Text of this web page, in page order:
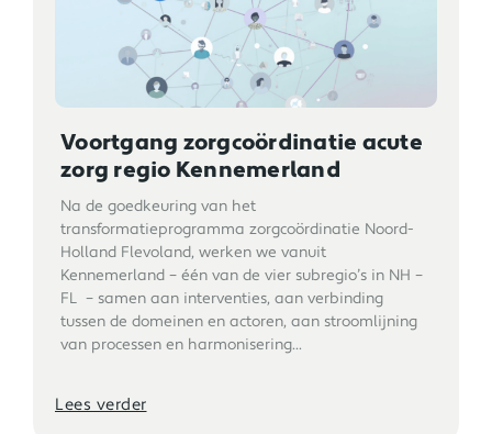
Voortgang zorgcoördinatie acute
zorg regio Kennemerland
Na de goedkeuring van het
transformatieprogramma zorgcoördinatie Noord-
Holland Flevoland, werken we vanuit
Kennemerland – één van de vier subregio’s in NH –
FL – samen aan interventies, aan verbinding
tussen de domeinen en actoren, aan stroomlijning
van processen en harmonisering...
Lees verder